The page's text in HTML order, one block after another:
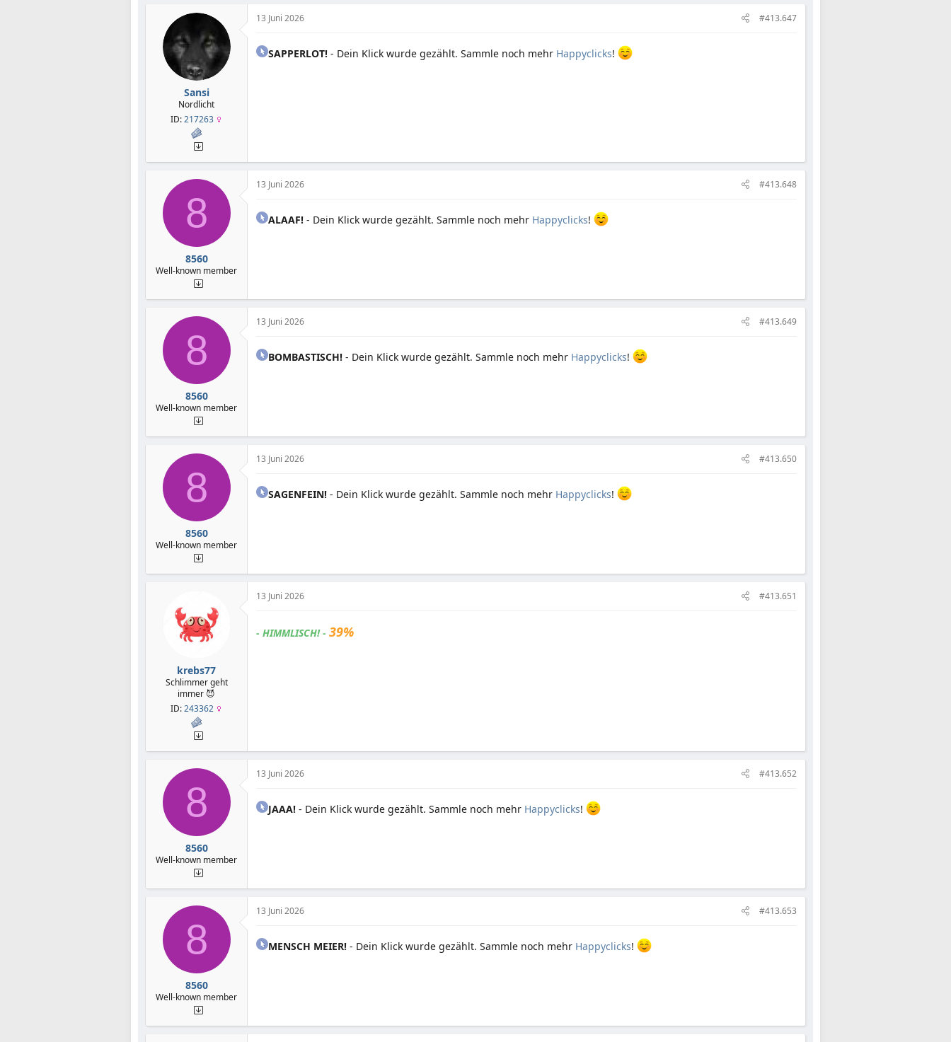
Sansi
Nordlicht
ID:217263
13 Juni 2026 #413.647
SAPPERLOT! - Dein Klick wurde gezählt. Sammle noch mehr Happyclicks!
8
8560
Well-known member
13 Juni 2026 #413.648
ALAAF! - Dein Klick wurde gezählt. Sammle noch mehr Happyclicks!
8
8560
Well-known member
13 Juni 2026 #413.649
BOMBASTISCH! - Dein Klick wurde gezählt. Sammle noch mehr Happyclicks!
8
8560
Well-known member
13 Juni 2026 #413.650
SAGENFEIN! - Dein Klick wurde gezählt. Sammle noch mehr Happyclicks!
krebs77
Schlimmer geht
immer 😈
ID:243362
13 Juni 2026 #413.651
- HIMMLISCH! - 39%
8
8560
Well-known member
13 Juni 2026 #413.652
JAAA! - Dein Klick wurde gezählt. Sammle noch mehr Happyclicks!
8
8560
Well-known member
13 Juni 2026 #413.653
MENSCH MEIER! - Dein Klick wurde gezählt. Sammle noch mehr Happyclicks!